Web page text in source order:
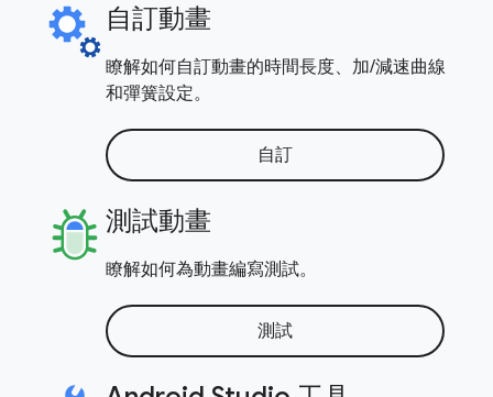
自訂動畫
瞭解如何自訂動畫的時間長度、加/減速曲線
和彈簧設定。
自訂
測試動畫
瞭解如何為動畫編寫測試。
測試